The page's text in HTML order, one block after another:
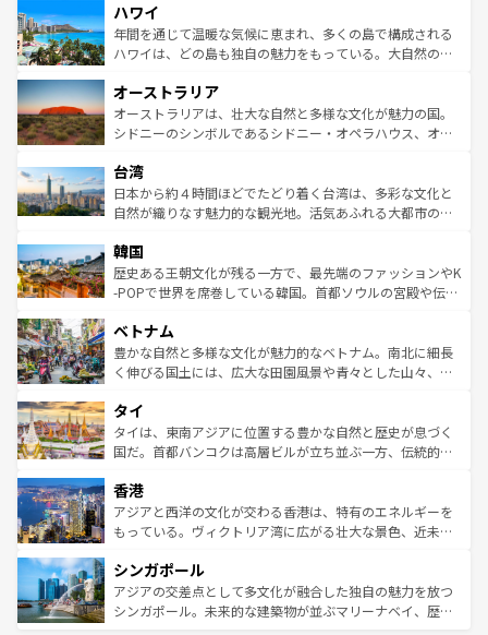
ば市内交通費無料で観光を楽しむこともできる。 なお、新
着のスイス情報はコンテンツ一覧 を参照してほしい。
のような巨大都市は、観光、ショッピング、エンターテイ
ンメントが詰まった刺激的なスポットだ。一方、アメリカ
西部には大自然が広がり、グランドキャニオンやイエロー
部のニューオーリンズでは、音楽と美食が融合した独特の
文化が魅力。旅行者はアメリカの各地域で異なる魅力を楽
しみながら、その多様性と豊かな歴史を感じることができ
ならではの贅沢な旅のスタイルだ。 なお、新着のアメリカ
情報はコンテンツ一覧を参照してほしい。
ハワイ
年間を通じて温暖な気候に恵まれ、多くの島で構成される
ハワイは、どの島も独自の魅力をもっている。大自然の神
ワイ島は見逃せない。また、定番の観光地といえばオアフ
島だが、静かな自然を求めるならマウイ島やカウアイ島が
おすすめ。エメラルドグリーンに輝く海をはじめ、豊かな
れるおもてなしの心で訪れる人々を迎えてくれるハワイの
人々、おいしいローカルフードやハワイアンミュージッ
ク、伝統的なフラダンスなど、すべてがハワイの魅力を彩
ワイを、存分に味わってほしい。 なお、新着のハワイ情報
はコンテンツ一覧を参照してほしい。
オーストラリア
オーストラリアは、壮大な自然と多様な文化が魅力の国。
シドニーのシンボルであるシドニー・オペラハウス、オー
リアリーフや大陸中央部にそびえるウルル（エアーズロッ
ク）、タスマニアの美しい原生林やケアンズの熱帯雨林な
ど、見どころがたくさん。また、カフェやワイン、オージ
いる。アクティビティも充実しており、サーフィンやダイ
ビング、ハイキングなど、アウトドア好きにはたまらな
い。オーストラリアの多彩な魅力を存分に味わいつくそ
参照してほしい。
台湾
日本から約４時間ほどでたどり着く台湾は、多彩な文化と
自然が織りなす魅力的な観光地。活気あふれる大都市の台
ン）、静ひつな山岳地帯である台湾東部など、都市の喧騒
と山間の静けさが共存しており、訪れる人に新しい発見と
驚きをもたらしてくれる。また、奥深い台湾の食文化も魅
容にもいいと評判のスイーツなど、バラエティ豊かな料理
が味わえる。 なお、新着の台湾情報は コンテンツ一覧を参
照してほしい。
韓国
歴史ある王朝文化が残る一方で、最先端のファッションやK
-POPで世界を席巻している韓国。首都ソウルの宮殿や伝統
き、地方に足を延ばせば四季折々の自然美を楽しむことが
できる。そして、キムチや焼肉、絶品のストリートフード
まで、さまざまな韓国料理が待っている。夜には、韓国な
リティに包まれながら、韓国の多彩な魅力を心ゆくまで味
わってみてほしい。 なお、新着の韓国情報はコンテンツ一
覧を参照してほしい。
ベトナム
豊かな自然と多様な文化が魅力的なベトナム。南北に細長
く伸びる国土には、広大な田園風景や青々とした山々、世
急速な発展と共に伝統が息づく。ハノイの古い町並みやホ
ーチミン市のフランス統治時代の建物も、独特の雰囲気を
醸し出している。また、バラエティの豊かさとおいしさで
とつ。フォーやバインミー、ベトナムコーヒーなどは、ぜ
ひ現地で味わいたい。どの地域を訪れてもあたたかい人々
が旅行者を迎えてくれるので、きっと忘れられない旅にな
参照してほしい。
タイ
タイは、東南アジアに位置する豊かな自然と歴史が息づく
国だ。首都バンコクは高層ビルが立ち並ぶ一方、伝統的な
の活気が交差している。北部ではチェンマイなどの山岳地
帯で自然と触れ合い、南部ではプーケットやクラビの美し
いビーチでリゾート気分を楽しむことができる。タイ料理
激する。気候は一年中温暖で、どの季節にも異なる楽しみ
が待っている。親しみやすいタイの人々、仏教を中心とし
た文化、そして多様な観光資源が、訪れる旅人を魅了し続
香港
アジアと西洋の文化が交わる香港は、特有のエネルギーを
もっている。ヴィクトリア湾に広がる壮大な景色、近未来
み、どこを訪れても感動するはず。観光スポットが密集し
ており、効率よく見どころを回れるのも魅力。息をのむよ
うな絶景から文化的な体験まで、香港を存分に楽しみ尽く
シンガポール
アジアの交差点として多文化が融合した独自の魅力を放つ
シンガポール。未来的な建築物が並ぶマリーナベイ、歴史